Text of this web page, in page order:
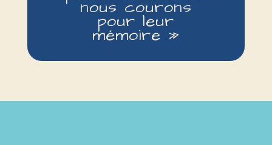
nous courons
pour leur
mémoire »